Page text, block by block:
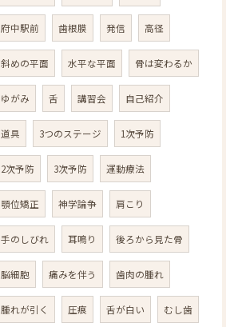
府中駅前 歯根膜 発信 高径
斜めの平面 水平な平面 骨は変わるか
ゆがみ 舌 講習会 自己紹介
道具 3つのステージ 1次予防
2次予防 3次予防 運動療法
顎位矯正 神学論争 肩こり
手のしびれ 耳鳴り 後ろから見た骨
脳細胞 痛みを伴う 歯肉の腫れ
腫れが引く 圧痕 舌が白い むし歯